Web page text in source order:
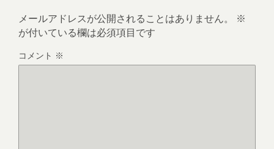
メールアドレスが公開されることはありません。
※
が付いている欄は必須項目です
コメント ※